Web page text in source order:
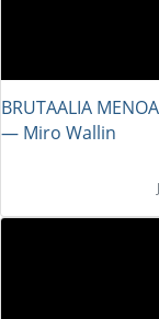
BRUTAALIA
― Miro Wallin